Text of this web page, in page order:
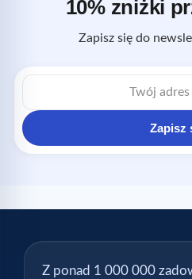
10% zniżki
Zapisz się do
e-
Zapisz
Z ponad 1 000 000